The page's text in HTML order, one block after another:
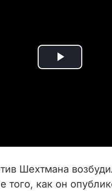
P
i
Шехтмана
того, как он